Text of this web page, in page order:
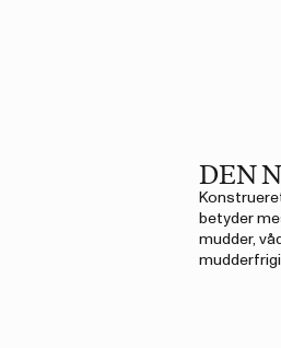
DEN
betyder
mudder,